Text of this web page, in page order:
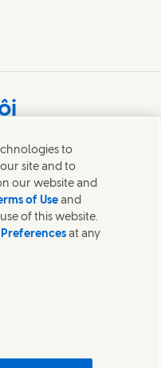
on LinkedIn
và Unilever hoặc tìm các
tiêu dùng
to
site and to
our website and
of Useand
of this website.
at any